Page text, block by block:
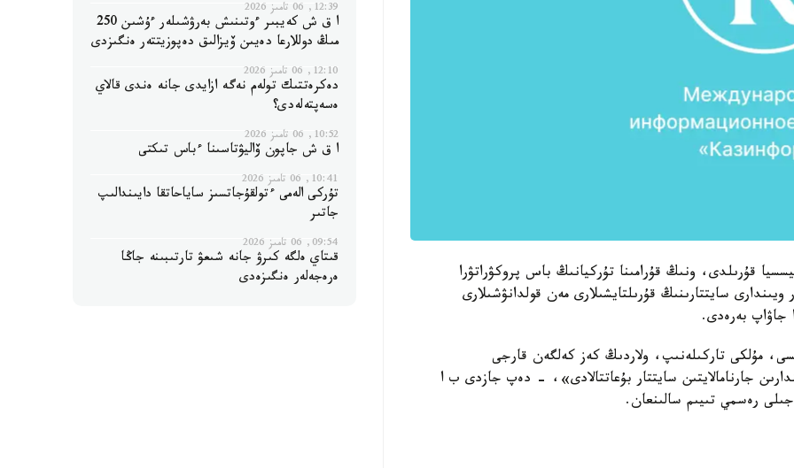
قۇرىلدى، ونىڭ قۇرامىنا تۇركيانىڭ باس پروكۋراتۋرا
سايتتارىنىڭ قۇرىلتايشىلارى مەن قولدانۋشىلارى
جاۋاپ بەرەدى.
مۇلكى تاركىلەنىپ، ولاردىڭ كەز كەلگەن قارجى
جارنامالايتىن سايتتار بۇعاتتالادى»، - دەپ جازدى ب ا
12:39, 06 تامىز 2026
ا ق ش كەيبىر ءوتىنىش بەرۋشىلەر ءۇشىن 250
مىڭ دوللارعا دەيىن ۆيزالىق دەپوزيتتەر ەنگىزدى
12:10, 06 تامىز 2026
دەكرەتتىك تولەم نەگە ازايدى جانە ەندى قالاي
ەسەپتەلەدى؟
10:52, 06 تامىز 2026
ا ق ش جاپون ۆاليۋتاسىنا ءباس تىكتى
10:41, 06 تامىز 2026
تۇركى الەمى ءتولقۇجاتسىز ساياحاتقا دايىندالىپ
جاتىر
09:54, 06 تامىز 2026
قىتاي ەلگە كىرۋ جانە شىعۋ تارتىبىنە جاڭا
ەرەجەلەر ەنگىزەدى